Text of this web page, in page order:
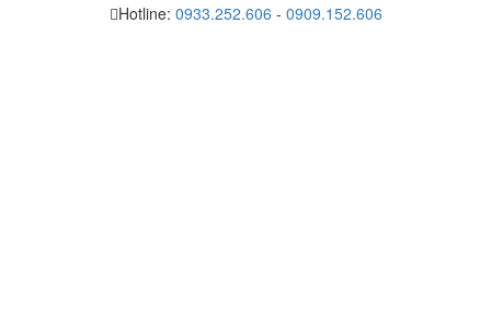
Hotline: 0933.252.606 - 0909.152.606